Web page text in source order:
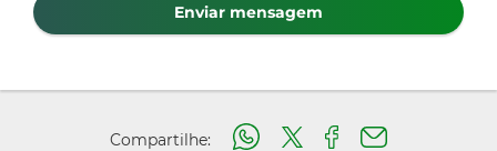
Enviar mensagem
Compartilhe: